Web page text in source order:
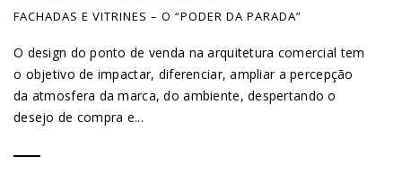
FACHADAS E VITRINES – O “PODER DA PARADA”
O design do ponto de venda na arquitetura comercial tem
o objetivo de impactar, diferenciar, ampliar a percepção
da atmosfera da marca, do ambiente, despertando o
desejo de compra e...